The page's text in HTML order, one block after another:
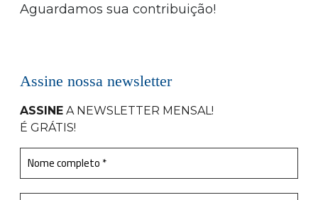
Aguardamos sua contribuição!
Assine nossa newsletter
ASSINE A NEWSLETTER MENSAL!
É GRÁTIS!